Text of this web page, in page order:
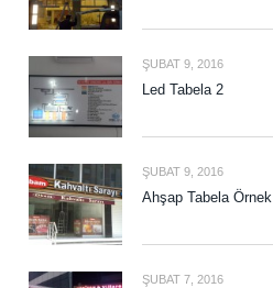
ŞUBAT 9, 2016
Led Tabela 2
ŞUBAT 9, 2016
Ahşap Tabela Örnek
ŞUBAT 7, 2016